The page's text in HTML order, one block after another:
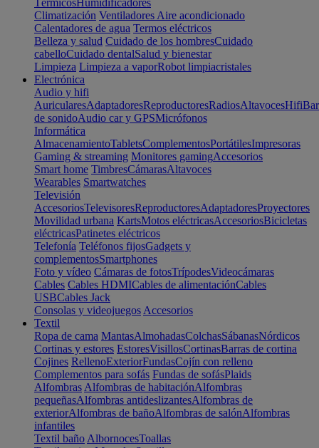
TérmicosHumidificadores
Climatización Ventiladores Aire acondicionado
Calentadores de agua Termos eléctricos
Belleza y salud Cuidado de los hombresCuidado
cabelloCuidado dentalSalud y bienestar
Limpieza Limpieza a vaporRobot limpiacristales
Electrónica
Audio y hifi
AuricularesAdaptadoresReproductoresRadiosAltavocesHifi
de sonidoAudio car y GPSMicrófonos
Informática
AlmacenamientoTabletsComplementosPortátilesImpresoras
Gaming & streaming Monitores gamingAccesorios
Smart home TimbresCámarasAltavoces
Wearables Smartwatches
Televisión
AccesoriosTelevisoresReproductoresAdaptadoresProyectores
Movilidad urbana KartsMotos eléctricasAccesoriosBicicletas
eléctricasPatinetes eléctricos
Telefonía Teléfonos fijosGadgets y
complementosSmartphones
Foto y vídeo Cámaras de fotosTrípodesVideocámaras
Cables Cables HDMICables de alimentaciónCables
USBCables Jack
Consolas y videojuegos Accesorios
Textil
Ropa de cama MantasAlmohadasColchasSábanasNórdicos
Cortinas y estores EstoresVisillosCortinasBarras de cortina
Cojines RellenoExteriorFundasCojín con relleno
Complementos para sofás Fundas de sofásPlaids
Alfombras Alfombras de habitaciónAlfombras
pequeñasAlfombras antideslizantesAlfombras de
exteriorAlfombras de bañoAlfombras de salónAlfombras
infantiles
Textil baño AlbornocesToallas